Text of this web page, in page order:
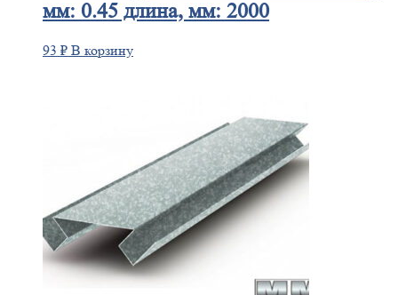
мм: 0.45 длина, мм: 2000
93 ₽ В корзину